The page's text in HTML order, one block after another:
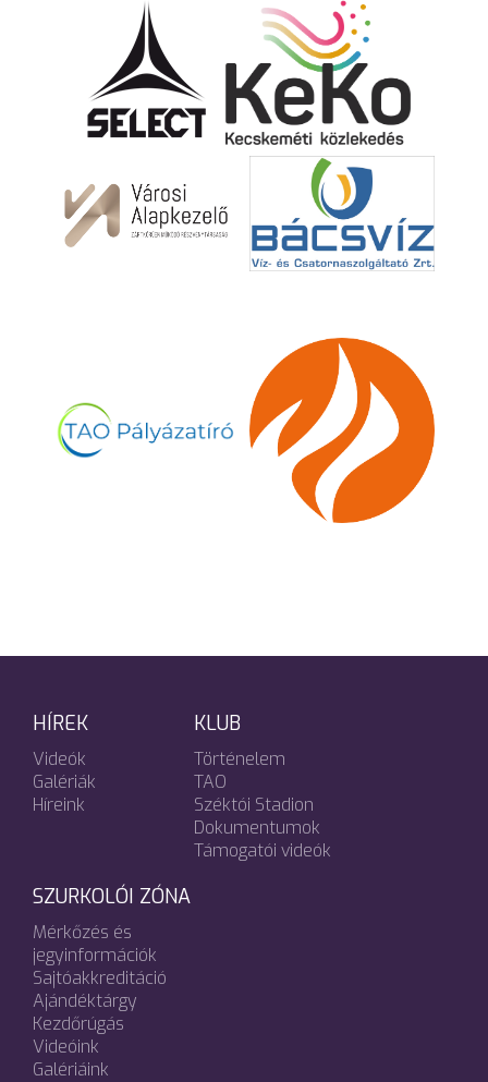
HÍREK
Videók
Galériák
Híreink
KLUB
Történelem
TAO
Széktói Stadion
Dokumentumok
Támogatói videók
SZURKOLÓI ZÓNA
Mérkőzés és
jegyinformációk
Sajtóakkreditáció
Ajándéktárgy
Kezdőrúgás
Videóink
Galériáink